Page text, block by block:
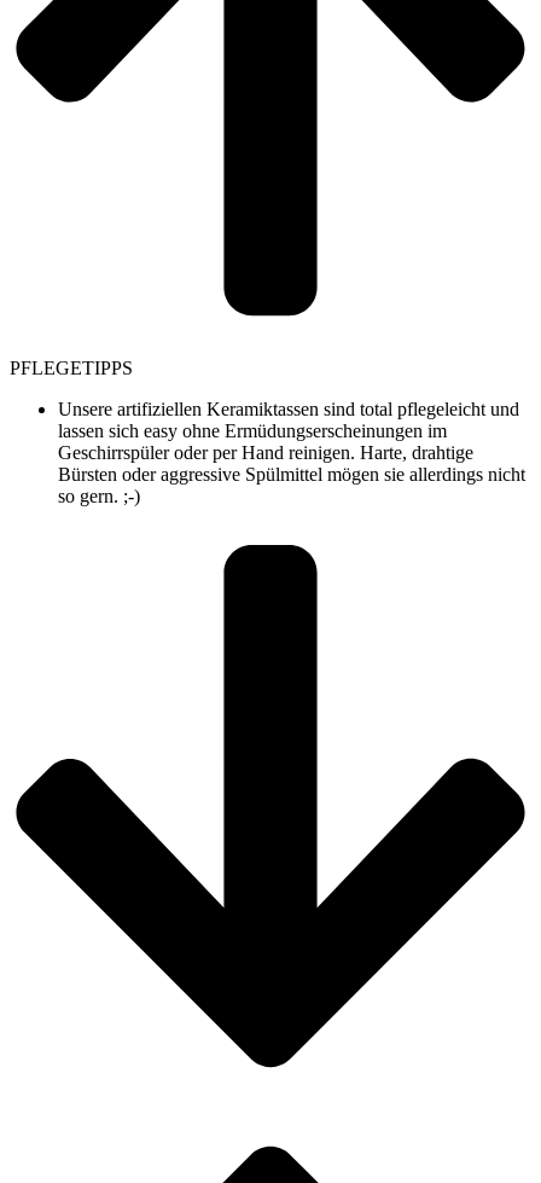
PFLEGETIPPS
Unsere artifiziellen Keramiktassen sind total pflegeleicht und
lassen sich easy ohne Ermüdungserscheinungen im
Geschirrspüler oder per Hand reinigen. Harte, drahtige
Bürsten oder aggressive Spülmittel mögen sie allerdings nicht
so gern. ;-)